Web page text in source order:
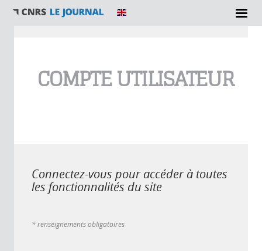
COMPTE UTILISATEUR
Connectez-vous pour accéder à toutes
les fonctionnalités du site
* renseignements obligatoires